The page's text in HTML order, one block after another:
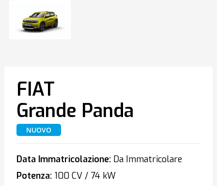
FIAT
Grande Panda
NUOVO
Data Immatricolazione:Da Immatricolare
Potenza:100 CV / 74 kW